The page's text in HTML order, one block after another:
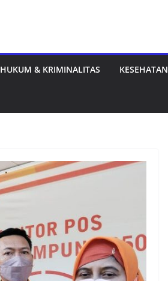
HUKUM & KRIMINALITAS KESEHATAN